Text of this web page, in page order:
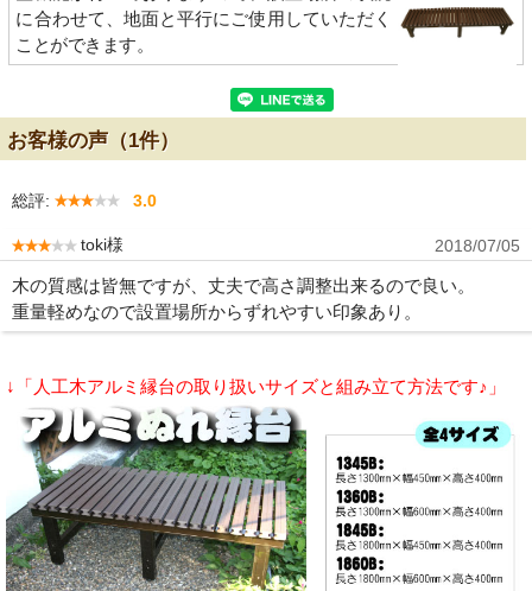
に合わせて、地面と平行にご使用していただく
ことができます。
お客様の声（1件）
総評: 3.0
toki様 2018/07/05
木の質感は皆無ですが、丈夫で高さ調整出来るので良い。
重量軽めなので設置場所からずれやすい印象あり。
↓「人工木アルミ縁台の取り扱いサイズと組み立て方法です♪」